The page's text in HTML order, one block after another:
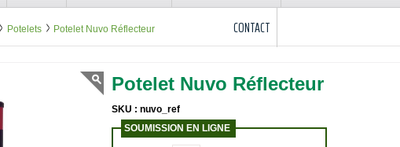
CONTACT
Potelets Potelet Nuvo Réflecteur
Potelet Nuvo Réflecteur
SKU : nuvo_ref
SOUMISSION EN LIGNE